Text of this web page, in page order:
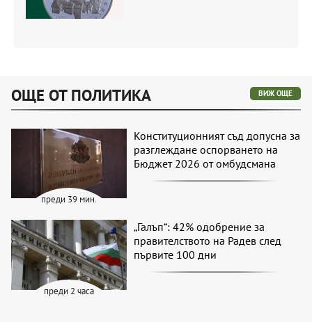
ОЩЕ ОТ ПОЛИТИКА ВИЖ ОЩЕ
преди 39 мин.
Конституционният съд допусна за
разглеждане оспорването на
Бюджет 2026 от омбудсмана
преди 2 часа
„Галъп“: 42% одобрение за
правителството на Радев след
първите 100 дни